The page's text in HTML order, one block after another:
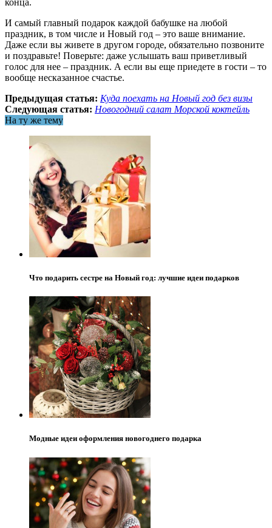
И самый главный подарок каждой бабушке на любой
праздник, в том числе и Новый год – это ваше внимание.
Даже если вы живете в другом городе, обязательно позвоните
и поздравьте! Поверьте: даже услышать ваш приветливый
голос для нее – праздник. А если вы еще приедете в гости – то
вообще несказанное счастье.
Предыдущая статья: Куда поехать на Новый год без визы
Следующая статья: Новогодний салат Морской коктейль
На ту же тему
Что подарить сестре на Новый год: лучшие идеи подарков
Модные идеи оформления новогоднего подарка